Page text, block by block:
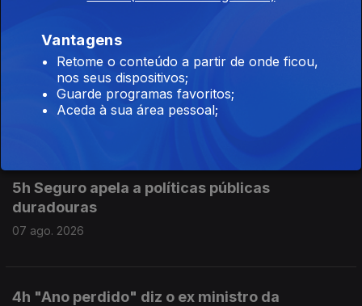
7h 7 mortos num tiroteio numa escola da
Tailândia
5h Seguro apela a políticas públicas
duradouras
07 ago. 2026
4h "Ano perdido" diz o ex ministro da
Vantagens
Retome o conteúdo a partir de onde ficou,
nos seus dispositivos;
Guarde programas favoritos;
Aceda à sua área pessoal;